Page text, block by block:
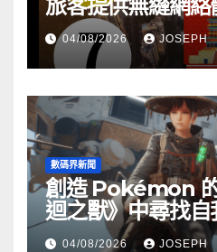
旅客提供無縫網絡
04/08/2026 JOSEPH
數碼界新聞
創造 Pokémon
迴之獸》中尋找
04/08/2026 JOSEPH